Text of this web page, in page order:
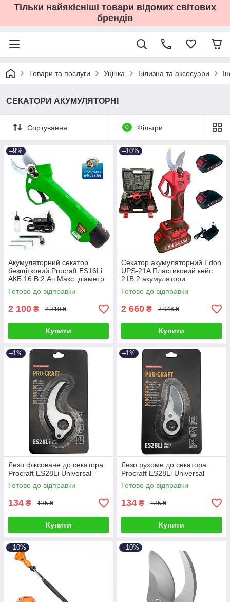
Тільки найякісніші товари відомих світових
брендів
Товари та послуги Уцінка Білизна та аксесуари
СЕКАТОРИ АКУМУЛЯТОРНІ
Сортування 0 Фільтри
–9%
Акумуляторний секатор
безщітковий Procraft ES16Li
АКБ 16 В 2 Ач Макс. діаметр
різу 25 мм
Готово до відправки
2 100 ₴ 2 310 ₴
Купити
–10%
Секатор акумуляторний Edon
UPS-21A Пластиковий кейс
21В 2 акумулятори
Готово до відправки
2 660 ₴ 2 946 ₴
Купити
–1%
Лезо фіксоване до секатора
Procraft ES28Li Universal
Готово до відправки
134 ₴ 135 ₴
Купити
–1%
Лезо рухоме до секатора
Procraft ES28Li Universal
Готово до відправки
134 ₴ 135 ₴
Купити
–10% –10%